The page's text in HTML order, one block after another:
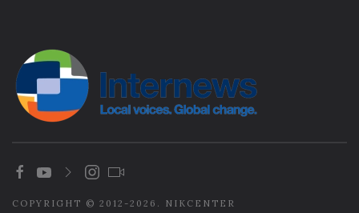
COPYRIGHT © 2012-2026. NIKCENTER